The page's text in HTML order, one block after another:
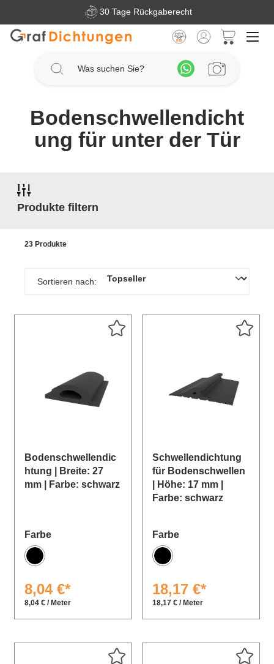
Zum Hauptinhalt springen30 Tage Rückgaberecht
Bodenschwellendicht
ung für unter der Tür
Produkte filtern
23 Produkte
Sortieren nach:
Bodenschwellendic
htung | Breite: 27
mm | Farbe: schwarz
Farbeauswählen
Schwarz
8,04 €*
8,04 € / Meter
Schwellendichtung
für Bodenschwellen
| Höhe: 17 mm |
Farbe: schwarz
Farbeauswählen
Schwarz
18,17 €*
18,17 € / Meter